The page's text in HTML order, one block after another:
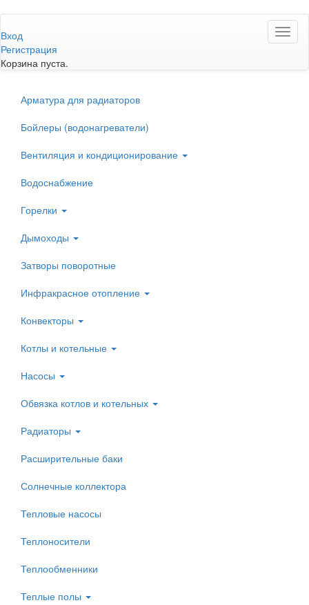
к
основному
содержанию
Вход
Регистрация
Корзина пуста.
Арматура для радиаторов
Бойлеры (водонагреватели)
Вентиляция и кондиционирование
Водоснабжение
Горелки
Дымоходы
Затворы поворотные
Инфракрасное отопление
Конвекторы
Котлы и котельные
Насосы
Обвязка котлов и котельных
Радиаторы
Расширительные баки
Солнечные коллектора
Тепловые насосы
Теплоносители
Теплообменники
Теплые полы